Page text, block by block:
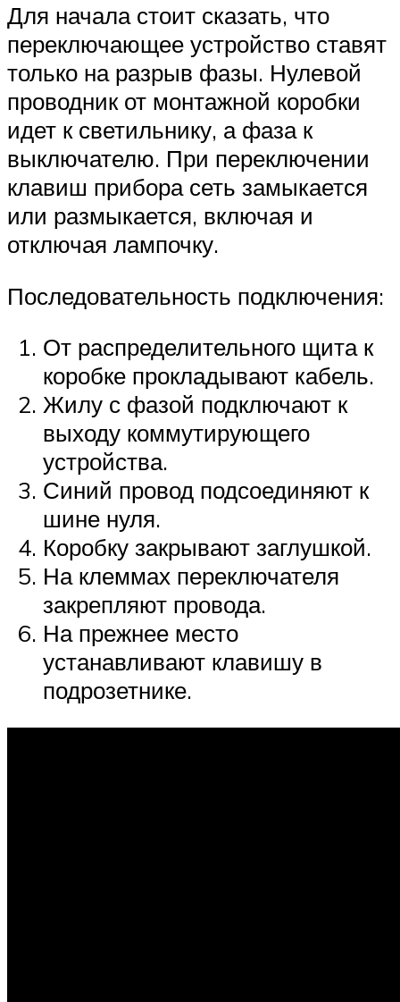
Для начала стоит сказать, что
переключающее устройство ставят
только на разрыв фазы. Нулевой
проводник от монтажной коробки
идет к светильнику, а фаза к
выключателю. При переключении
клавиш прибора сеть замыкается
или размыкается, включая и
отключая лампочку.
Последовательность подключения:
От распределительного щита к
коробке прокладывают кабель.
Жилу с фазой подключают к
выходу коммутирующего
устройства.
Синий провод подсоединяют к
шине нуля.
Коробку закрывают заглушкой.
На клеммах переключателя
закрепляют провода.
На прежнее место
устанавливают клавишу в
подрозетнике.